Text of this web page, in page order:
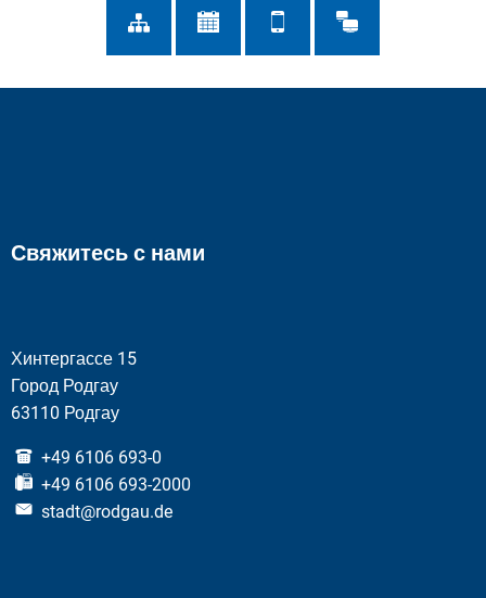
Свяжитесь с нами
Хинтергассе 15
Город Родгау
63110 Родгау
+49 6106 693-0
+49 6106 693-2000
stadt@rodgau.de